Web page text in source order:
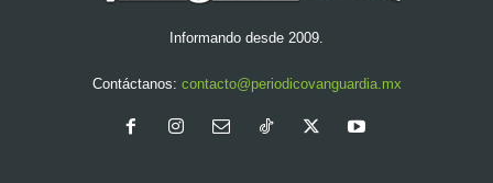
Informando desde 2009.
Contáctanos: contacto@periodicovanguardia.mx